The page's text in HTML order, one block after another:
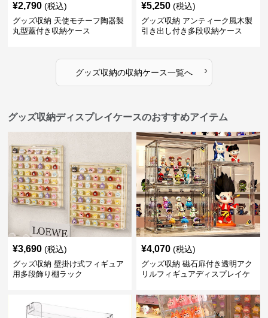
¥2,790 (税込)
グッズ収納 天使モチーフ陶器製
丸型蓋付き収納ケース
¥5,250 (税込)
グッズ収納 アンティーク風木製
引き出し付き多段収納ケース
グッズ収納の収納ケース一覧へ ›
グッズ収納ディスプレイケースのおすすめアイテム
¥3,690 (税込)
グッズ収納 壁掛け式フィギュア
用多段飾り棚ラック
¥4,070 (税込)
グッズ収納 磁石扉付き透明アク
リルフィギュアディスプレイケ